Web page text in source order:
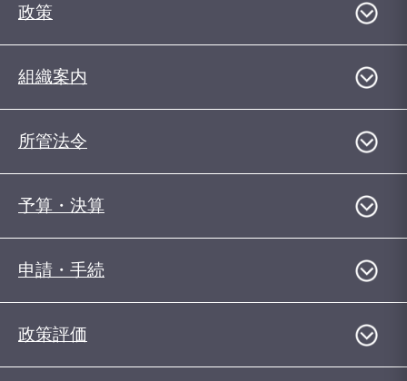
政策
組織案内
所管法令
予算・決算
申請・手続
政策評価